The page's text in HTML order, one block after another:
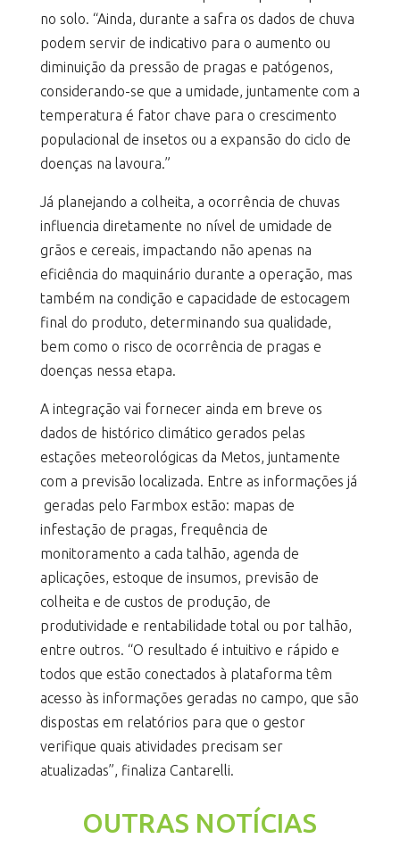
no solo. “Ainda, durante a safra os dados de chuva
podem servir de indicativo para o aumento ou
diminuição da pressão de pragas e patógenos,
considerando-se que a umidade, juntamente com a
temperatura é fator chave para o crescimento
populacional de insetos ou a expansão do ciclo de
doenças na lavoura.”
Já planejando a colheita, a ocorrência de chuvas
influencia diretamente no nível de umidade de
grãos e cereais, impactando não apenas na
eficiência do maquinário durante a operação, mas
também na condição e capacidade de estocagem
final do produto, determinando sua qualidade,
bem como o risco de ocorrência de pragas e
doenças nessa etapa.
A integração vai fornecer ainda em breve os
dados de histórico climático gerados pelas
estações meteorológicas da Metos, juntamente
com a previsão localizada. Entre as informações já
geradas pelo Farmbox estão: mapas de
infestação de pragas, frequência de
monitoramento a cada talhão, agenda de
aplicações, estoque de insumos, previsão de
colheita e de custos de produção, de
produtividade e rentabilidade total ou por talhão,
entre outros. “O resultado é intuitivo e rápido e
todos que estão conectados à plataforma têm
acesso às informações geradas no campo, que são
dispostas em relatórios para que o gestor
verifique quais atividades precisam ser
atualizadas”, finaliza Cantarelli.
OUTRAS NOTÍCIAS